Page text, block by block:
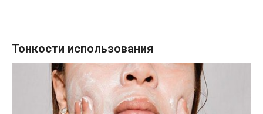
Тонкости использования